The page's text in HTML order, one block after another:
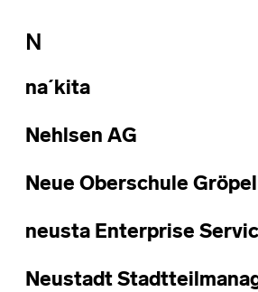
N
na´kita
Nehlsen AG
Neue Oberschule
neusta Enterprise
Neustadt